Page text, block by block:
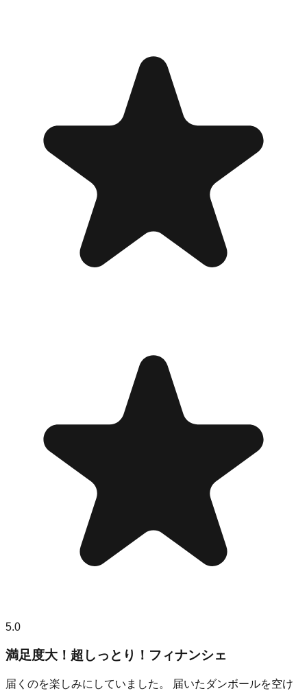
5.0
満足度大！超しっとり！フィナンシェ
届くのを楽しみにしていました。 届いたダンボールを空け